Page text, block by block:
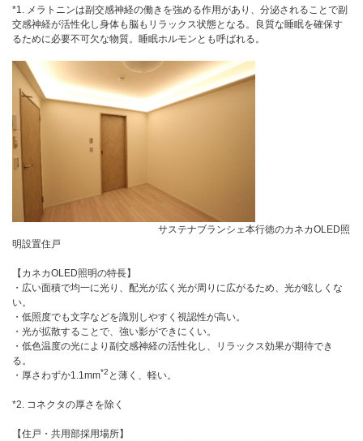
*1. メラトニンは副交感神経の働きを強める作用があり、分泌されることで副
交感神経が活性化し身体も脳もリラックス状態となる。良質な睡眠を確保す
るために必要不可欠な物質。睡眠ホルモンとも呼ばれる。
サステナブランシェ本行徳のカネカOLED照
明設置住戸
【カネカOLED照明の特長】
・広い面積で均一に光り、配光が広く光が周りに広がるため、光が眩しくな
い。
・低照度でも文字などを識別しやすく視認性が高い。
・光が拡散することで、強い影ができにくい。
・低色温度の光により副交感神経の活性化し、リラックス効果が期待でき
る。
・厚さわずか1.1mm*2 と薄く、軽い。
*2. コネクタの厚さを除く
【住戸・共用部採用場所】